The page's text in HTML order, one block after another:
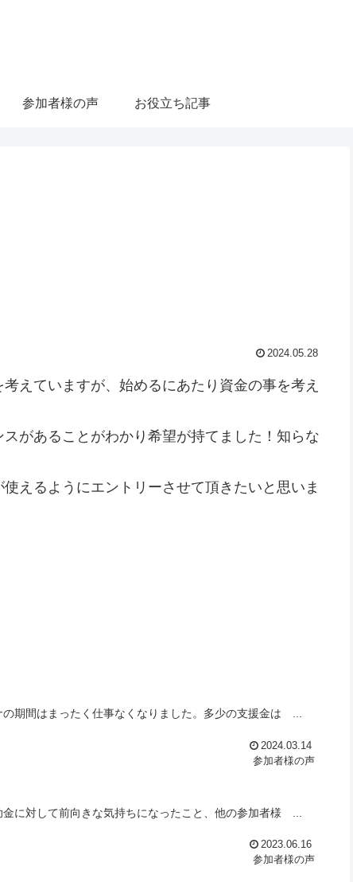
参加者様の声 お役立ち記事
2024.05.28
えていますが、始めるにあたり資金の事を考え
があることがわかり希望が持てました！知らな
えるようにエントリーさせて頂きたいと思いま
の期間はまったく仕事なくなりました。多少の支援金は ...
2024.03.14
参加者様の声
に対して前向きな気持ちになったこと、他の参加者様 ...
2023.06.16
参加者様の声